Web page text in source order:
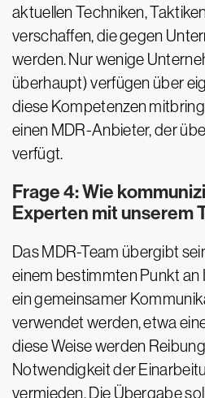
aktuellen Techniken,
verschaffen, die gegen
werden. Nur wenige
überhaupt) verfügen über
diese Kompetenzen
einen MDR-Anbieter, der
verfügt.
Frage 4: Wie
Experten mit unserem
Das MDR-Team übergibt
einem bestimmten Punkt an
ein gemeinsamer
verwendet werden, etwa
diese Weise werden
Notwendigkeit der
vermieden. Die Übergabe